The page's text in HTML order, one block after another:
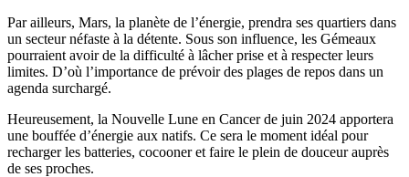
Par ailleurs, Mars, la planète de l’énergie, prendra ses quartiers dans
un secteur néfaste à la détente. Sous son influence, les Gémeaux
pourraient avoir de la difficulté à lâcher prise et à respecter leurs
limites. D’où l’importance de prévoir des plages de repos dans un
agenda surchargé.
Heureusement, la Nouvelle Lune en Cancer de juin 2024 apportera
une bouffée d’énergie aux natifs. Ce sera le moment idéal pour
recharger les batteries, cocooner et faire le plein de douceur auprès
de ses proches.